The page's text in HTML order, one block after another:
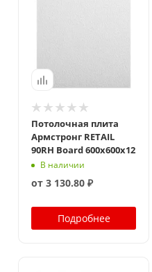
Потолочная плита
Армстронг RETAIL
90RH Board 600x600x12
В наличии
от 3 130.80 ₽
Подробнее